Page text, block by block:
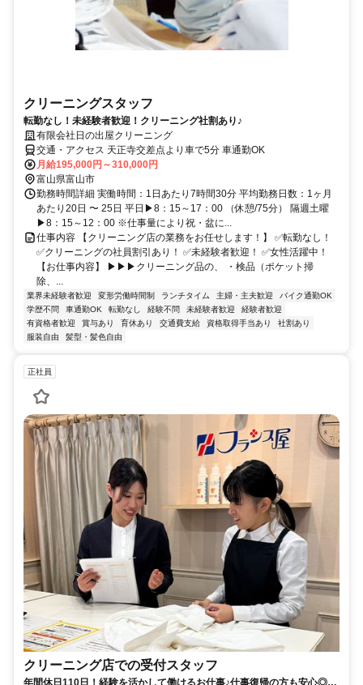
クリーニングスタッフ
転勤なし！未経験者歓迎！クリーニング社割あり♪
有限会社日の出屋クリーニング
交通・アクセス 天正寺交差点より車で5分 車通勤OK
月給195,000円～310,000円
富山県富山市
勤務時間詳細 実働時間：1日あたり7時間30分 平均勤務日数：1ヶ月
あたり20日 〜 25日 平日▶8：15～17：00 （休憩/75分） 隔週土曜
▶8：15～12：00 ※仕事量により祝・盆に...
仕事内容 【クリーニング店の業務をお任せします！】 ✅転勤なし！
✅クリーニングの社員割引あり！ ✅未経験者歓迎！ ✅女性活躍中！
【お仕事内容】 ▶▶▶クリーニング品の、 ・検品（ポケット掃
除、...
業界未経験者歓迎 変形労働時間制 ランチタイム 主婦・主夫歓迎
バイク通勤OK
学歴不問
車通勤OK 転勤なし 経験不問 未経験者歓迎
経験者歓迎
有資格者歓迎
賞与あり 育休あり 交通費支給 資格取得手当あり
社割あり
服装自由
髪型・髪色自由
正社員
クリーニング店での受付スタッフ
年間休日110日！経験を活かして働けるお仕事♪仕事復帰の方も安心◎丁